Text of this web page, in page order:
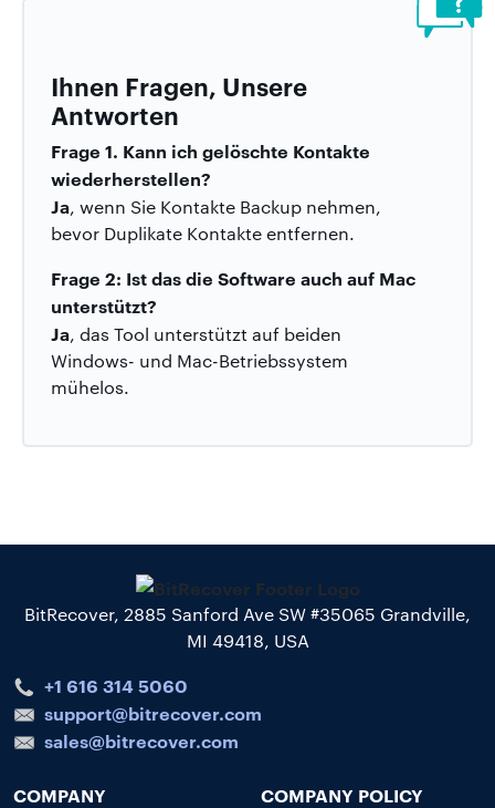
Ihnen Fragen, Unsere
Antworten
Frage 1. Kann ich gelöschte Kontakte
wiederherstellen?
Ja, wenn Sie Kontakte Backup nehmen,
bevor Duplikate Kontakte entfernen.
Frage 2: Ist das die Software auch auf Mac
unterstützt?
Ja, das Tool unterstützt auf beiden
Windows- und Mac-Betriebssystem
mühelos.
BitRecover, 2885 Sanford Ave SW #35065 Grandville,
MI 49418, USA
+1 616 314 5060
support@bitrecover.com
sales@bitrecover.com
COMPANY
COMPANY POLICY